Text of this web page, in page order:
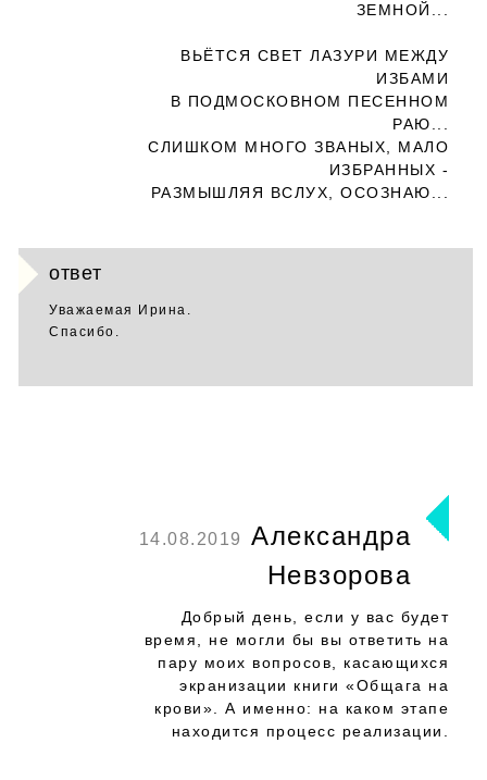
ЗЕМНОЙ...
ВЬЁТСЯ СВЕТ ЛАЗУРИ МЕЖДУ
ИЗБАМИ
В ПОДМОСКОВНОМ ПЕСЕННОМ
РАЮ...
СЛИШКОМ МНОГО ЗВАНЫХ, МАЛО
ИЗБРАННЫХ -
РАЗМЫШЛЯЯ ВСЛУХ, ОСОЗНАЮ...
ответ
Уважаемая Ирина.
Спасибо.
14.08.2019
Александра
Невзорова
Добрый день, если у вас будет
время, не могли бы вы ответить на
пару моих вопросов, касающихся
экранизации книги «Общага на
крови». А именно: на каком этапе
находится процесс реализации.